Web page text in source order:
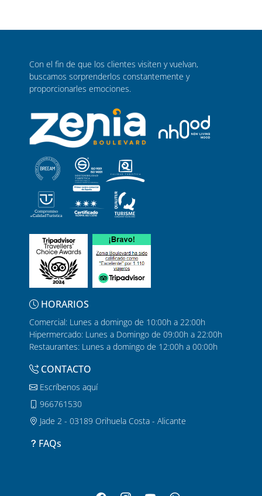
Con el fin de que los clientes visiten y vuelvan,
buscamos sorprenderlos constantemente y
proporcionarles emociones.
HORARIOS
Comercial: Lunes a domingo de 10:00h a 22:00h
Hipermercado: Lunes a Domingo de 09:00h a 22:00h
Restaurantes: Lunes a domingo de 12:00h a 00:00h
CONTACTO
Escríbenos aquí
966761530
Jade 2 - 03189 Orihuela Costa - Alicante
FAQs